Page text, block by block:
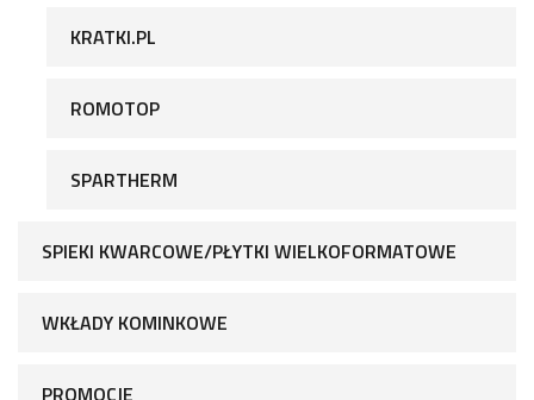
KRATKI.PL
ROMOTOP
SPARTHERM
SPIEKI KWARCOWE/PŁYTKI WIELKOFORMATOWE
WKŁADY KOMINKOWE
PROMOCJE